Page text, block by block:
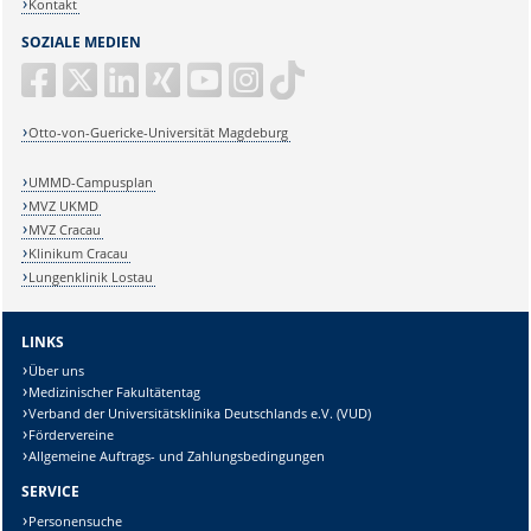
andreas.mueller@med.ovgu.de
SOZIALE MEDIEN
Otto-von-Guericke-Universität Magdeburg
Kontakt
UMMD-Campusplan
MVZ UKMD
MVZ Cracau
Klinikum Cracau
Lungenklinik Lostau
LINKS
Über uns
Medizinischer Fakultätentag
Verband der Universitätsklinika Deutschlands e.V. (VUD)
Fördervereine
Allgemeine Auftrags- und Zahlungsbedingungen
SERVICE
Personensuche